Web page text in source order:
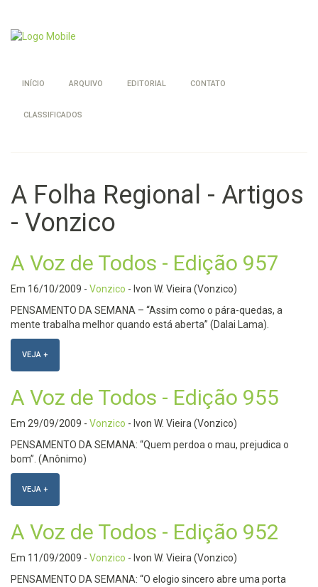
INÍCIO ARQUIVO EDITORIAL CONTATO
CLASSIFICADOS
A Folha Regional - Artigos
- Vonzico
A Voz de Todos - Edição 957
Em 16/10/2009 - Vonzico - Ivon W. Vieira (Vonzico)
PENSAMENTO DA SEMANA – “Assim como o pára-quedas, a
mente trabalha melhor quando está aberta” (Dalai Lama).
VEJA +
A Voz de Todos - Edição 955
Em 29/09/2009 - Vonzico - Ivon W. Vieira (Vonzico)
PENSAMENTO DA SEMANA: “Quem perdoa o mau, prejudica o
bom”. (Anônimo)
VEJA +
A Voz de Todos - Edição 952
Em 11/09/2009 - Vonzico - Ivon W. Vieira (Vonzico)
PENSAMENTO DA SEMANA: “O elogio sincero abre uma porta